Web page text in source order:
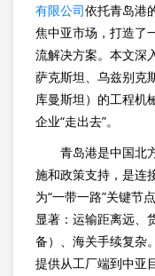
有限公司依托青岛港
焦中亚市场，打造了
流解决方案。本文深
萨克斯坦、乌兹别克
库曼斯坦）的工程机
企业“走出去”。
青岛港是中国北
施和政策支持，是连
为“一带一路”关键节
显著：运输距离远、
备）、海关手续复杂
提供从工厂端到中亚